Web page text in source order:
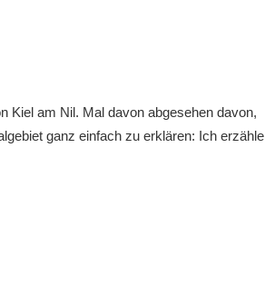
Kiel am Nil. Mal davon abgesehen davon,
ganz einfach zu erklären: Ich erzähle